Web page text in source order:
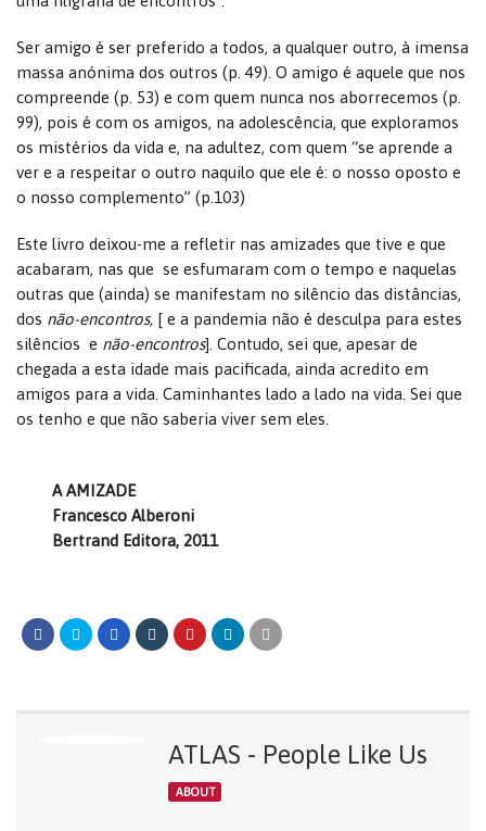
Ser amigo é ser preferido a todos, a qualquer outro, à imensa
massa anónima dos outros (p. 49). O amigo é aquele que nos
compreende (p. 53) e com quem nunca nos aborrecemos (p.
99), pois é com os amigos, na adolescência, que exploramos
os mistérios da vida e, na adultez, com quem “se aprende a
ver e a respeitar o outro naquilo que ele é: o nosso oposto e
o nosso complemento” (p.103)
Este livro deixou-me a refletir nas amizades que tive e que
acabaram, nas que se esfumaram com o tempo e naquelas
outras que (ainda) se manifestam no silêncio das distâncias,
dos não-encontros, [ e a pandemia não é desculpa para estes
silêncios e não-encontros]. Contudo, sei que, apesar de
chegada a esta idade mais pacificada, ainda acredito em
amigos para a vida. Caminhantes lado a lado na vida. Sei que
os tenho e que não saberia viver sem eles.
A AMIZADE
Francesco Alberoni
Bertrand Editora, 2011
ATLAS - People Like Us
ABOUT